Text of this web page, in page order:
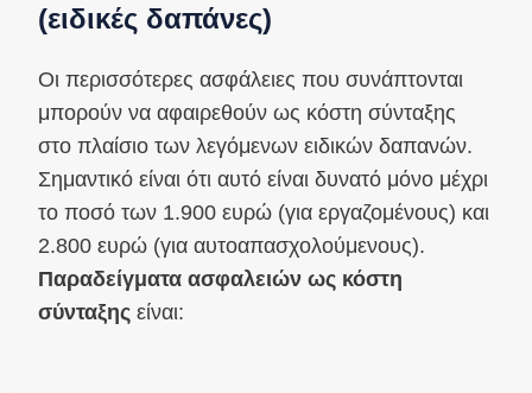
(ειδικές δαπάνες)
Οι περισσότερες ασφάλειες που συνάπτονται
μπορούν να αφαιρεθούν ως κόστη σύνταξης
στο πλαίσιο των λεγόμενων ειδικών δαπανών.
Σημαντικό είναι ότι αυτό είναι δυνατό μόνο μέχρι
το ποσό των 1.900 ευρώ (για εργαζομένους) και
2.800 ευρώ (για αυτοαπασχολούμενους).
Παραδείγματα ασφαλειών ως κόστη
σύνταξης είναι: